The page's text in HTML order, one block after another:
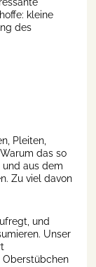
kleine
des
Pleiten,
das so
und aus dem
Zu viel davon
und
Unser
Oberstübchen